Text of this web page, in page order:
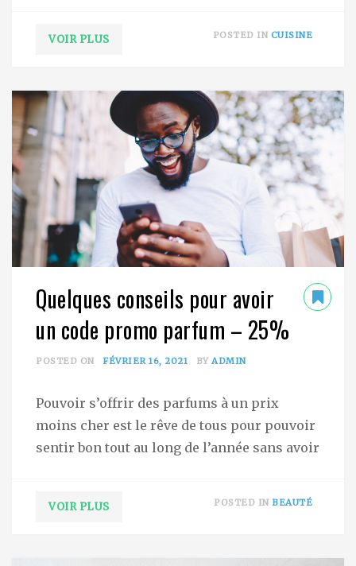
VOIR PLUS POSTED IN CUISINE
Quelques conseils pour avoir
un code promo parfum – 25%
POSTED ON FÉVRIER 16, 2021 BY ADMIN
Pouvoir s’offrir des parfums à un prix
moins cher est le rêve de tous pour pouvoir
sentir bon tout au long de l’année sans avoir
VOIR PLUS POSTED IN BEAUTÉ